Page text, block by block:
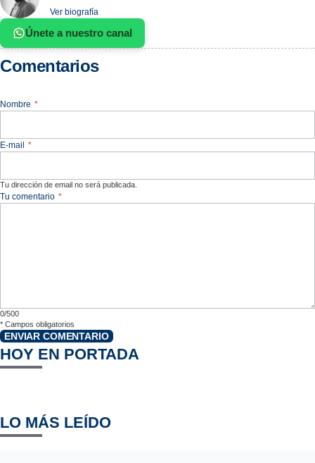
Ver biografía
Únete a nuestro canal
Comentarios
Nombre *
E-mail *
Tu dirección de email no será publicada.
Tu comentario *
0/500
* Campos obligatorios
ENVIAR COMENTARIO
HOY EN PORTADA
LO MÁS LEÍDO